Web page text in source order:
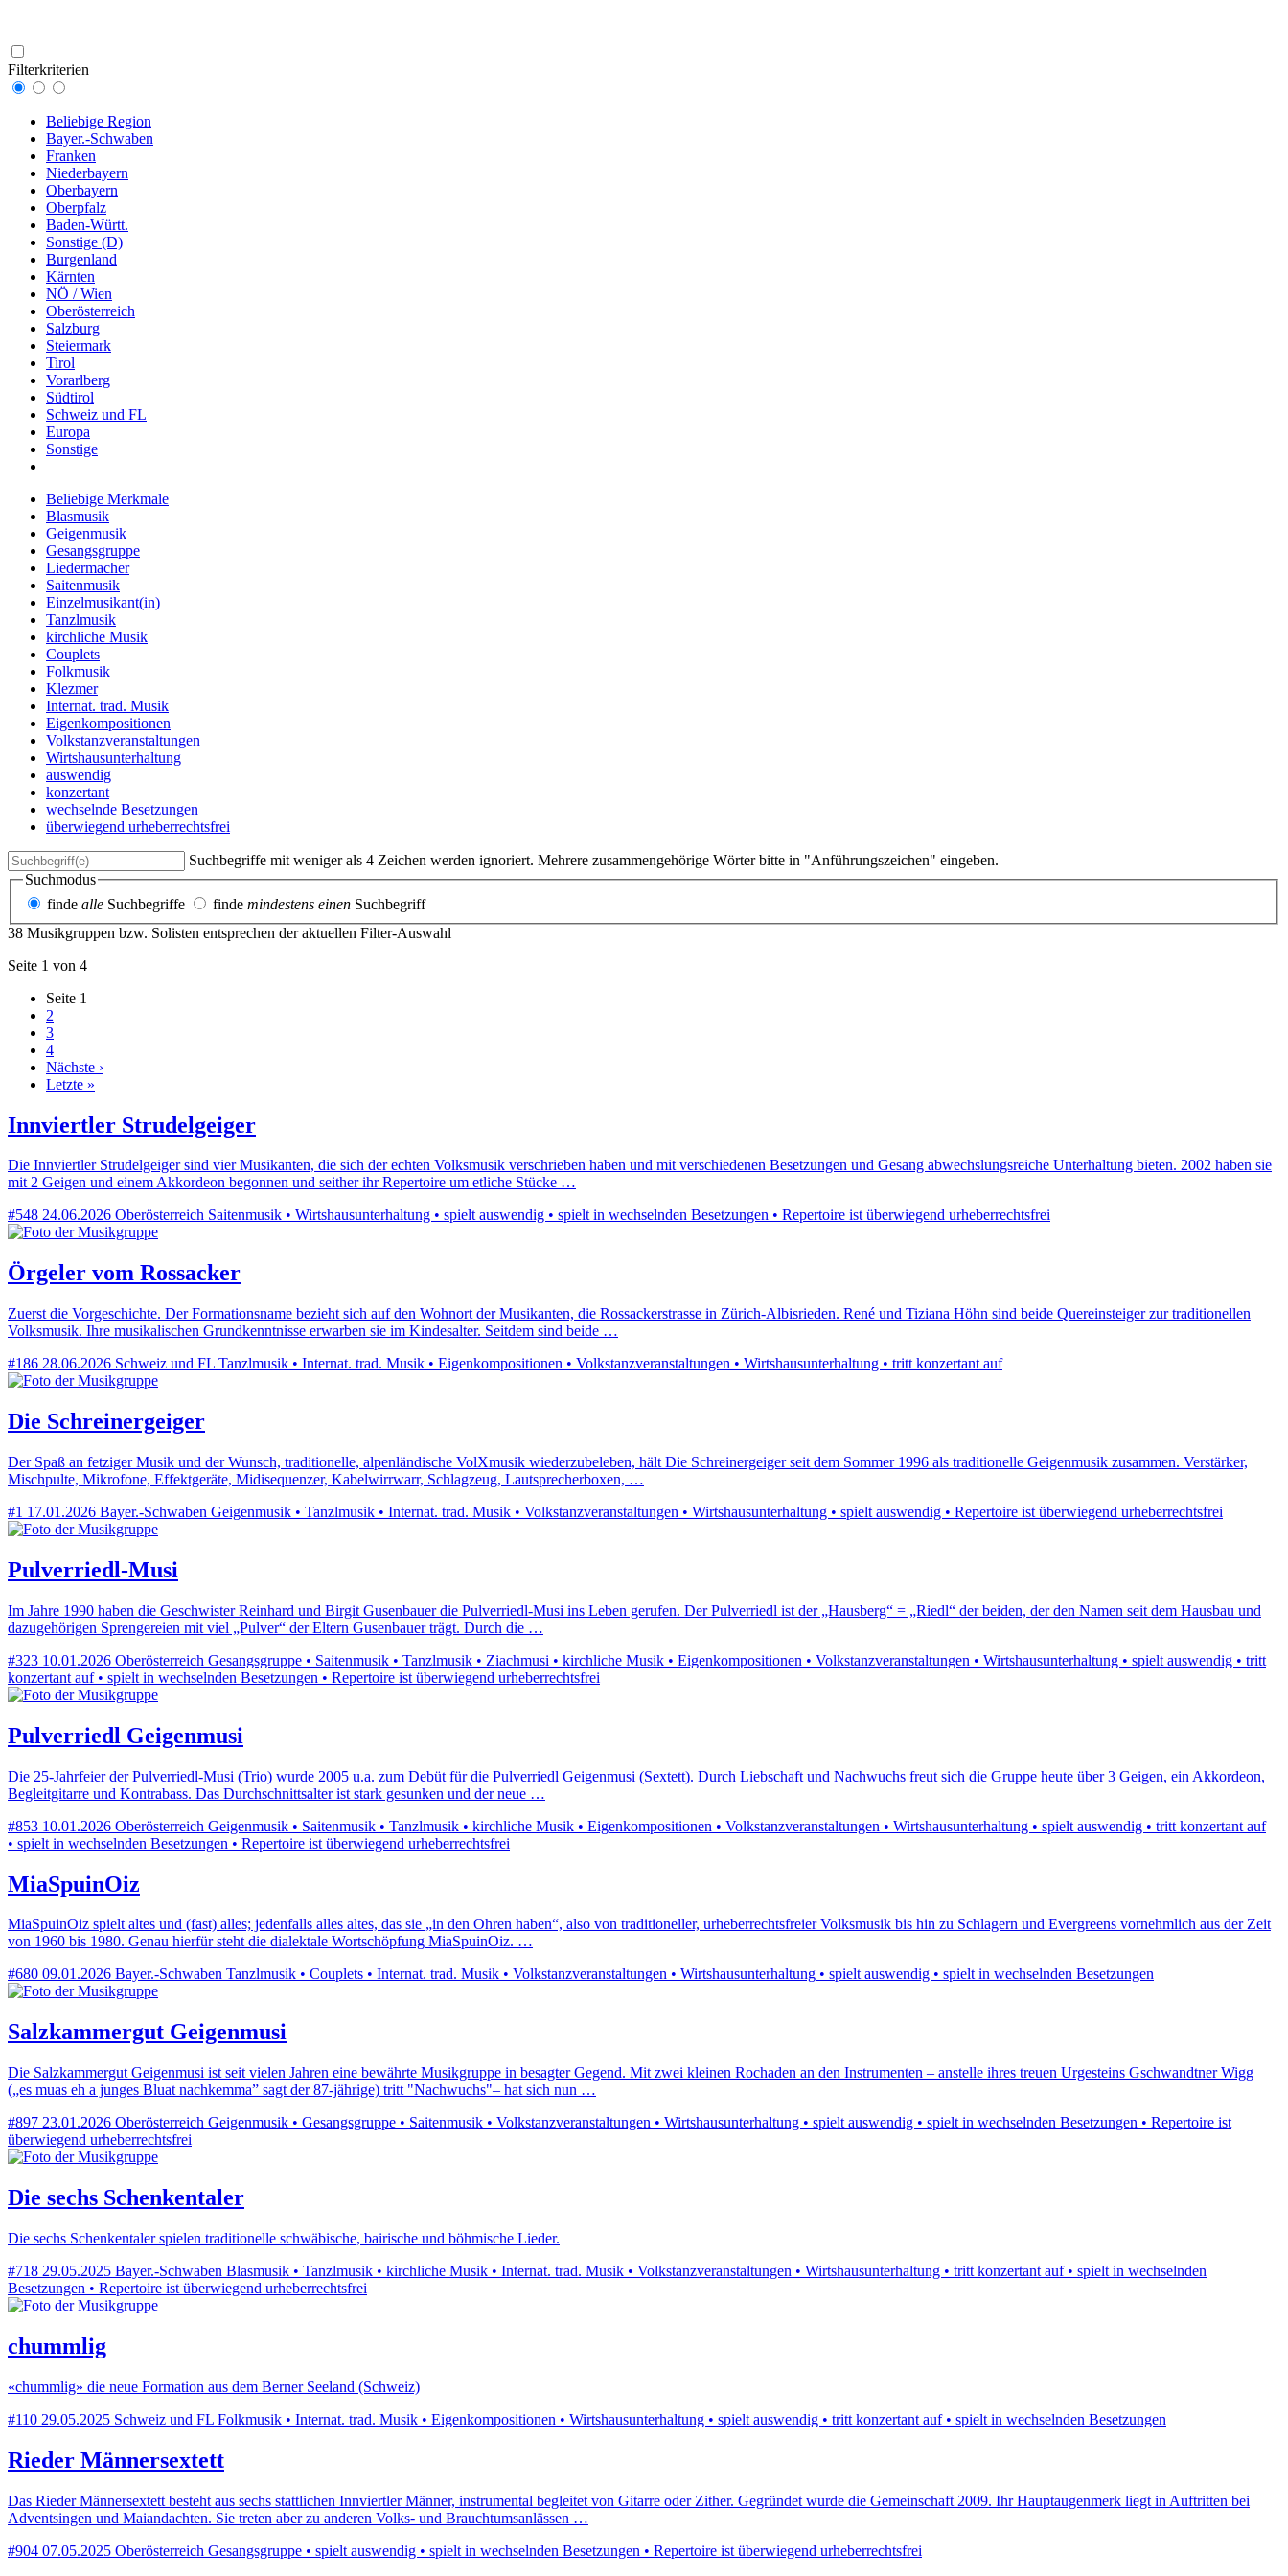
Filterkriterien
Beliebige Region
Bayer.-Schwaben
Franken
Niederbayern
Oberbayern
Oberpfalz
Baden-Württ.
Sonstige (D)
Burgenland
Kärnten
NÖ / Wien
Oberösterreich
Salzburg
Steiermark
Tirol
Vorarlberg
Südtirol
Schweiz und FL
Europa
Sonstige
Beliebige Merkmale
Blasmusik
Geigenmusik
Gesangsgruppe
Liedermacher
Saitenmusik
Einzelmusikant(in)
Tanzlmusik
kirchliche Musik
Couplets
Folkmusik
Klezmer
Internat. trad. Musik
Eigenkompositionen
Volkstanzveranstaltungen
Wirtshausunterhaltung
auswendig
konzertant
wechselnde Besetzungen
überwiegend urheberrechtsfrei
Suchbegriffe mit weniger als 4 Zeichen werden ignoriert. Mehrere zusammengehörige Wörter bitte in "Anführungszeichen" eingeben.
Suchmodus
finde alle Suchbegriffe finde mindestens einen Suchbegriff
38 Musikgruppen bzw. Solisten entsprechen der aktuellen Filter-Auswahl
Seite 1 von 4
Seite 1
2
3
4
Nächste ›
Letzte »
Innviertler Strudelgeiger
Die Innviertler Strudelgeiger sind vier Musikanten, die sich der echten Volksmusik verschrieben haben und mit verschiedenen Besetzungen und Gesang abwechslungsreiche Unterhaltung bieten. 2002 haben sie
mit 2 Geigen und einem Akkordeon begonnen und seither ihr Repertoire um etliche Stücke …
#548 24.06.2026 Oberösterreich Saitenmusik • Wirtshausunterhaltung • spielt auswendig • spielt in wechselnden Besetzungen • Repertoire ist überwiegend urheberrechtsfrei
Örgeler vom Rossacker
Zuerst die Vorgeschichte. Der Formationsname bezieht sich auf den Wohnort der Musikanten, die Rossackerstrasse in Zürich-Albisrieden. René und Tiziana Höhn sind beide Quereinsteiger zur traditionellen
Volksmusik. Ihre musikalischen Grundkenntnisse erwarben sie im Kindesalter. Seitdem sind beide …
#186 28.06.2026 Schweiz und FL Tanzlmusik • Internat. trad. Musik • Eigenkompositionen • Volkstanzveranstaltungen • Wirtshausunterhaltung • tritt konzertant auf
Die Schreinergeiger
Der Spaß an fetziger Musik und der Wunsch, traditionelle, alpenländische VolXmusik wiederzubeleben, hält Die Schreinergeiger seit dem Sommer 1996 als traditionelle Geigenmusik zusammen. Verstärker,
Mischpulte, Mikrofone, Effektgeräte, Midisequenzer, Kabelwirrwarr, Schlagzeug, Lautsprecherboxen, …
#1 17.01.2026 Bayer.-Schwaben Geigenmusik • Tanzlmusik • Internat. trad. Musik • Volkstanzveranstaltungen • Wirtshausunterhaltung • spielt auswendig • Repertoire ist überwiegend urheberrechtsfrei
Pulverriedl-Musi
Im Jahre 1990 haben die Geschwister Reinhard und Birgit Gusenbauer die Pulverriedl-Musi ins Leben gerufen. Der Pulverriedl ist der „Hausberg“ = „Riedl“ der beiden, der den Namen seit dem Hausbau und
dazugehörigen Sprengereien mit viel „Pulver“ der Eltern Gusenbauer trägt. Durch die …
#323 10.01.2026 Oberösterreich Gesangsgruppe • Saitenmusik • Tanzlmusik • Ziachmusi • kirchliche Musik • Eigenkompositionen • Volkstanzveranstaltungen • Wirtshausunterhaltung • spielt auswendig • tritt
konzertant auf • spielt in wechselnden Besetzungen • Repertoire ist überwiegend urheberrechtsfrei
Pulverriedl Geigenmusi
Die 25-Jahrfeier der Pulverriedl-Musi (Trio) wurde 2005 u.a. zum Debüt für die Pulverriedl Geigenmusi (Sextett). Durch Liebschaft und Nachwuchs freut sich die Gruppe heute über 3 Geigen, ein Akkordeon,
Begleitgitarre und Kontrabass. Das Durchschnittsalter ist stark gesunken und der neue …
#853 10.01.2026 Oberösterreich Geigenmusik • Saitenmusik • Tanzlmusik • kirchliche Musik • Eigenkompositionen • Volkstanzveranstaltungen • Wirtshausunterhaltung • spielt auswendig • tritt konzertant auf
• spielt in wechselnden Besetzungen • Repertoire ist überwiegend urheberrechtsfrei
MiaSpuinOiz
MiaSpuinOiz spielt altes und (fast) alles; jedenfalls alles altes, das sie „in den Ohren haben“, also von traditioneller, urheberrechtsfreier Volksmusik bis hin zu Schlagern und Evergreens vornehmlich aus der Zeit
von 1960 bis 1980. Genau hierfür steht die dialektale Wortschöpfung MiaSpuinOiz. …
#680 09.01.2026 Bayer.-Schwaben Tanzlmusik • Couplets • Internat. trad. Musik • Volkstanzveranstaltungen • Wirtshausunterhaltung • spielt auswendig • spielt in wechselnden Besetzungen
Salzkammergut Geigenmusi
Die Salzkammergut Geigenmusi ist seit vielen Jahren eine bewährte Musikgruppe in besagter Gegend. Mit zwei kleinen Rochaden an den Instrumenten – anstelle ihres treuen Urgesteins Gschwandtner Wigg
(„es muas eh a junges Bluat nachkemma” sagt der 87-jährige) tritt "Nachwuchs"– hat sich nun …
#897 23.01.2026 Oberösterreich Geigenmusik • Gesangsgruppe • Saitenmusik • Volkstanzveranstaltungen • Wirtshausunterhaltung • spielt auswendig • spielt in wechselnden Besetzungen • Repertoire ist
überwiegend urheberrechtsfrei
Die sechs Schenkentaler
Die sechs Schenkentaler spielen traditionelle schwäbische, bairische und böhmische Lieder.
#718 29.05.2025 Bayer.-Schwaben Blasmusik • Tanzlmusik • kirchliche Musik • Internat. trad. Musik • Volkstanzveranstaltungen • Wirtshausunterhaltung • tritt konzertant auf • spielt in wechselnden
Besetzungen • Repertoire ist überwiegend urheberrechtsfrei
chummlig
«chummlig» die neue Formation aus dem Berner Seeland (Schweiz)
#110 29.05.2025 Schweiz und FL Folkmusik • Internat. trad. Musik • Eigenkompositionen • Wirtshausunterhaltung • spielt auswendig • tritt konzertant auf • spielt in wechselnden Besetzungen
Rieder Männersextett
Das Rieder Männersextett besteht aus sechs stattlichen Innviertler Männer, instrumental begleitet von Gitarre oder Zither. Gegründet wurde die Gemeinschaft 2009. Ihr Hauptaugenmerk liegt in Auftritten bei
Adventsingen und Maiandachten. Sie treten aber zu anderen Volks- und Brauchtumsanlässen …
#904 07.05.2025 Oberösterreich Gesangsgruppe • spielt auswendig • spielt in wechselnden Besetzungen • Repertoire ist überwiegend urheberrechtsfrei